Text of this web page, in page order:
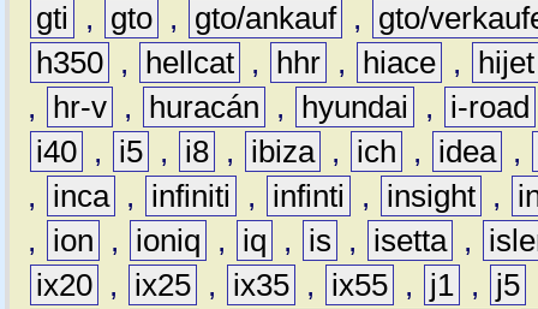
gti
, gto , gto/ankauf ,
gto/
h350 , hellcat , hhr , hiace ,
hijet
,
hr-v , huracán , hyundai ,
i-road
i40 , i5 , i8 , ibiza , ich , idea ,
,
inca , infiniti , infinti , insight ,
,
ion , ioniq , iq , is , isetta ,
ix20 , ix25 , ix35 , ix55 , j1 , j5